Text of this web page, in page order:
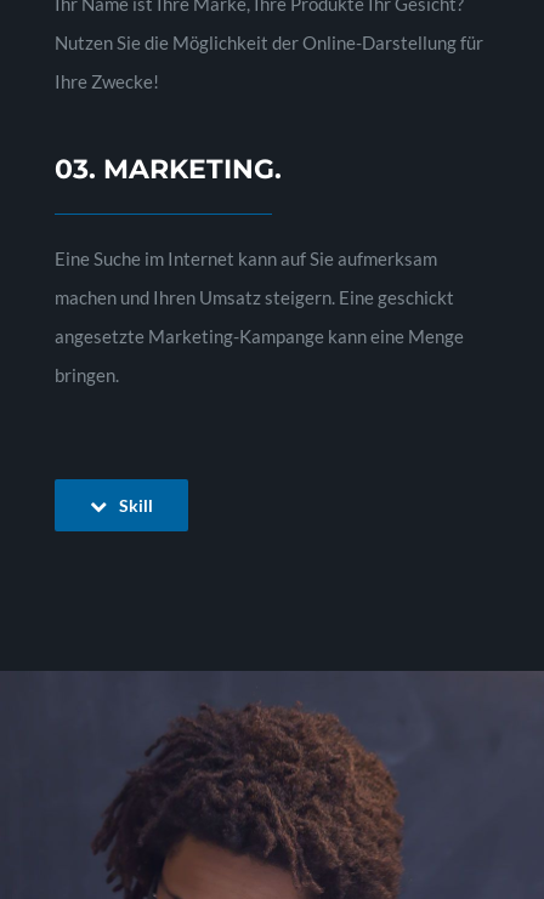
Nutzen Sie die Möglichkeit der Online-Darstellung für
Ihre Zwecke!
03. MARKETING.
Eine Suche im Internet kann auf Sie aufmerksam
machen und Ihren Umsatz steigern. Eine geschickt
angesetzte Marketing-Kampange kann eine Menge
bringen.
Skill